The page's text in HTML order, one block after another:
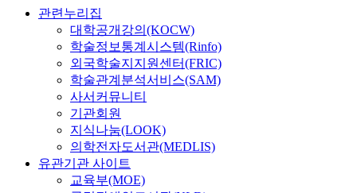
관련누리집
대학공개강의(KOCW)
학술정보통계시스템(Rinfo)
외국학술지지원센터(FRIC)
학술관계분석서비스(SAM)
사서커뮤니티
기관회원
지식나눔(LOOK)
의학전자도서관(MEDLIS)
유관기관 사이트
교육부(MOE)